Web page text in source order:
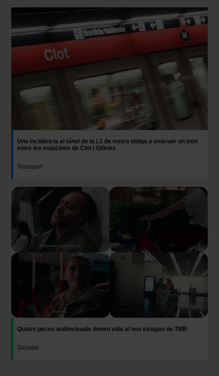
Una incidència al túnel de la L1 de metro obliga a evacuar un tren
entre les estacions de Clot i Glòries
Transport
Imatge
Quatre peces audiovisuals donen vida al nou eslogan de TMB
Societat